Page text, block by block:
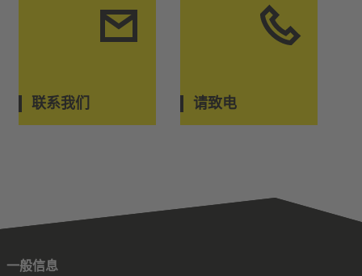
联系我们 请致电
一般信息